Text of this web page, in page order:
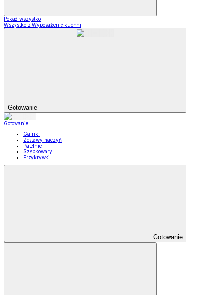
Pokaż wszystko
Wszystko z Wyposażenie kuchni
Gotowanie
Gotowanie
Garnki
Zestawy naczyń
Patelnie
Szybkowary
Przykrywki
Gotowanie